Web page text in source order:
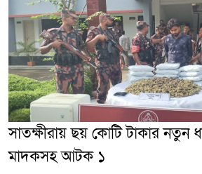
সাতক্ষীরায় ছয় কোটি টাকার নতুন
মাদকসহ আটক ১